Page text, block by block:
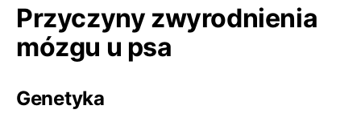
Przyczyny zwyrodnienia
mózgu u psa
Genetyka